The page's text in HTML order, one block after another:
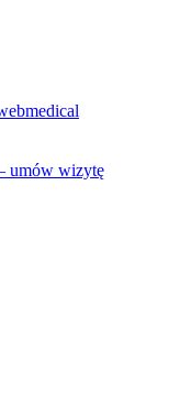
umów wizytę